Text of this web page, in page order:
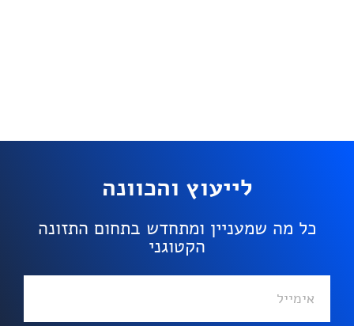
לייעוץ והכוונה
כל מה שמעניין ומתחדש בתחום התזונה
הקטוגני